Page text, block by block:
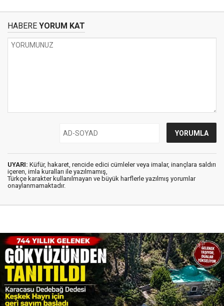
HABERE YORUM KAT
UYARI: Küfür, hakaret, rencide edici cümleler veya imalar, inançlara saldırı
içeren, imla kuralları ile yazılmamış,
Türkçe karakter kullanılmayan ve büyük harflerle yazılmış yorumlar
onaylanmamaktadır.